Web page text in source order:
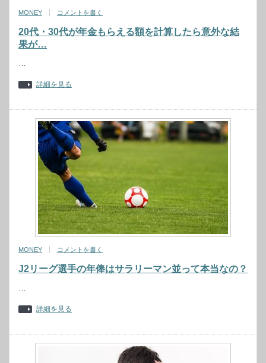
MONEY コメントを書く
20代・30代が年金もらえる額を計算したら意外な結
果が…
…
詳細を見る
MONEY コメントを書く
J2リーグ選手の年俸はサラリーマン並って本当なの？
…
詳細を見る